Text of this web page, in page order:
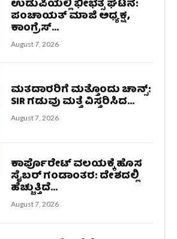
ಉಡುಪಿಯಲ್ಲಿ ಭೀಭತ್ಸ ಘಟನೆ:
ಪಂಚಾಯತ್ ಮಾಜಿ ಅಧ್ಯಕ್ಷ,
ಕಾಂಗ್ರೆಸ್...
August 7, 2026
ಮತದಾರರಿಗೆ ಮತ್ತೊಂದು ಚಾನ್ಸ್:
SIR ಗಡುವು ಮತ್ತೆ ವಿಸ್ತರಿಸಿದ...
August 7, 2026
ಕಾರ್ಪೊರೇಟ್ ವಲಯಕ್ಕೆ ಹೊಸ
ಸೈಬರ್ ಗಂಡಾಂತರ: ದೇಶದಲ್ಲಿ
ಹೆಚ್ಚುತ್ತಿದೆ...
August 7, 2026